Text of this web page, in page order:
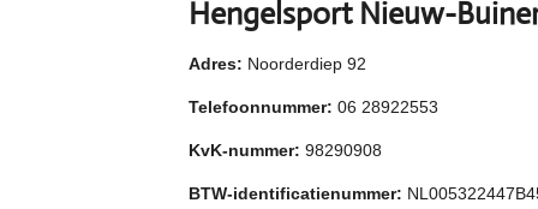
Hengelsport Nieuw-
Adres: Noorderdiep 92
Telefoonnummer: 06 28922553
KvK-nummer: 98290908
BTW-identificatienummer: